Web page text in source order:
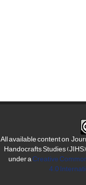
All available content on
Handocrafts Studies
under aCreative
4.0